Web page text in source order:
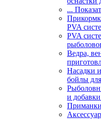
...
PVA
PVA
Ведра,
Насадки
бойлы
и